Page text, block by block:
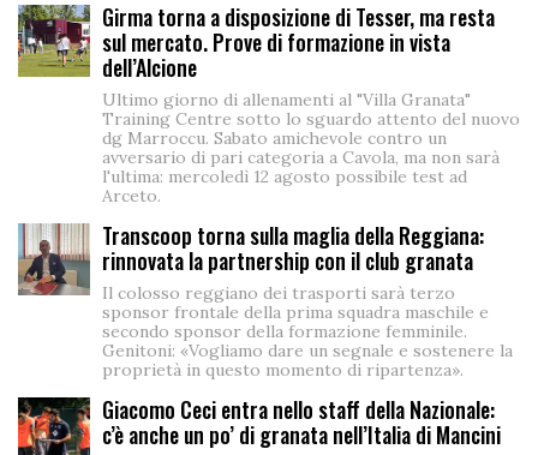
Girma torna a disposizione di Tesser, ma resta
sul mercato. Prove di formazione in vista
dell’Alcione
Ultimo giorno di allenamenti al "Villa Granata"
Training Centre sotto lo sguardo attento del nuovo
dg Marroccu. Sabato amichevole contro un
avversario di pari categoria a Cavola, ma non sarà
l'ultima: mercoledì 12 agosto possibile test ad
Arceto.
Transcoop torna sulla maglia della Reggiana:
rinnovata la partnership con il club granata
Il colosso reggiano dei trasporti sarà terzo
sponsor frontale della prima squadra maschile e
secondo sponsor della formazione femminile.
Genitoni: «Vogliamo dare un segnale e sostenere la
proprietà in questo momento di ripartenza».
Giacomo Ceci entra nello staff della Nazionale:
c’è anche un po’ di granata nell’Italia di Mancini